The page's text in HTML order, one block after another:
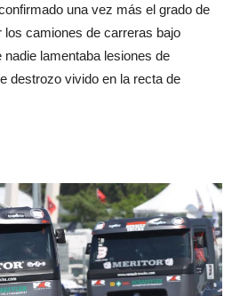
una vez más el grado de
los camiones de carreras bajo
lamentaba lesiones de
destrozo vivido en la recta de